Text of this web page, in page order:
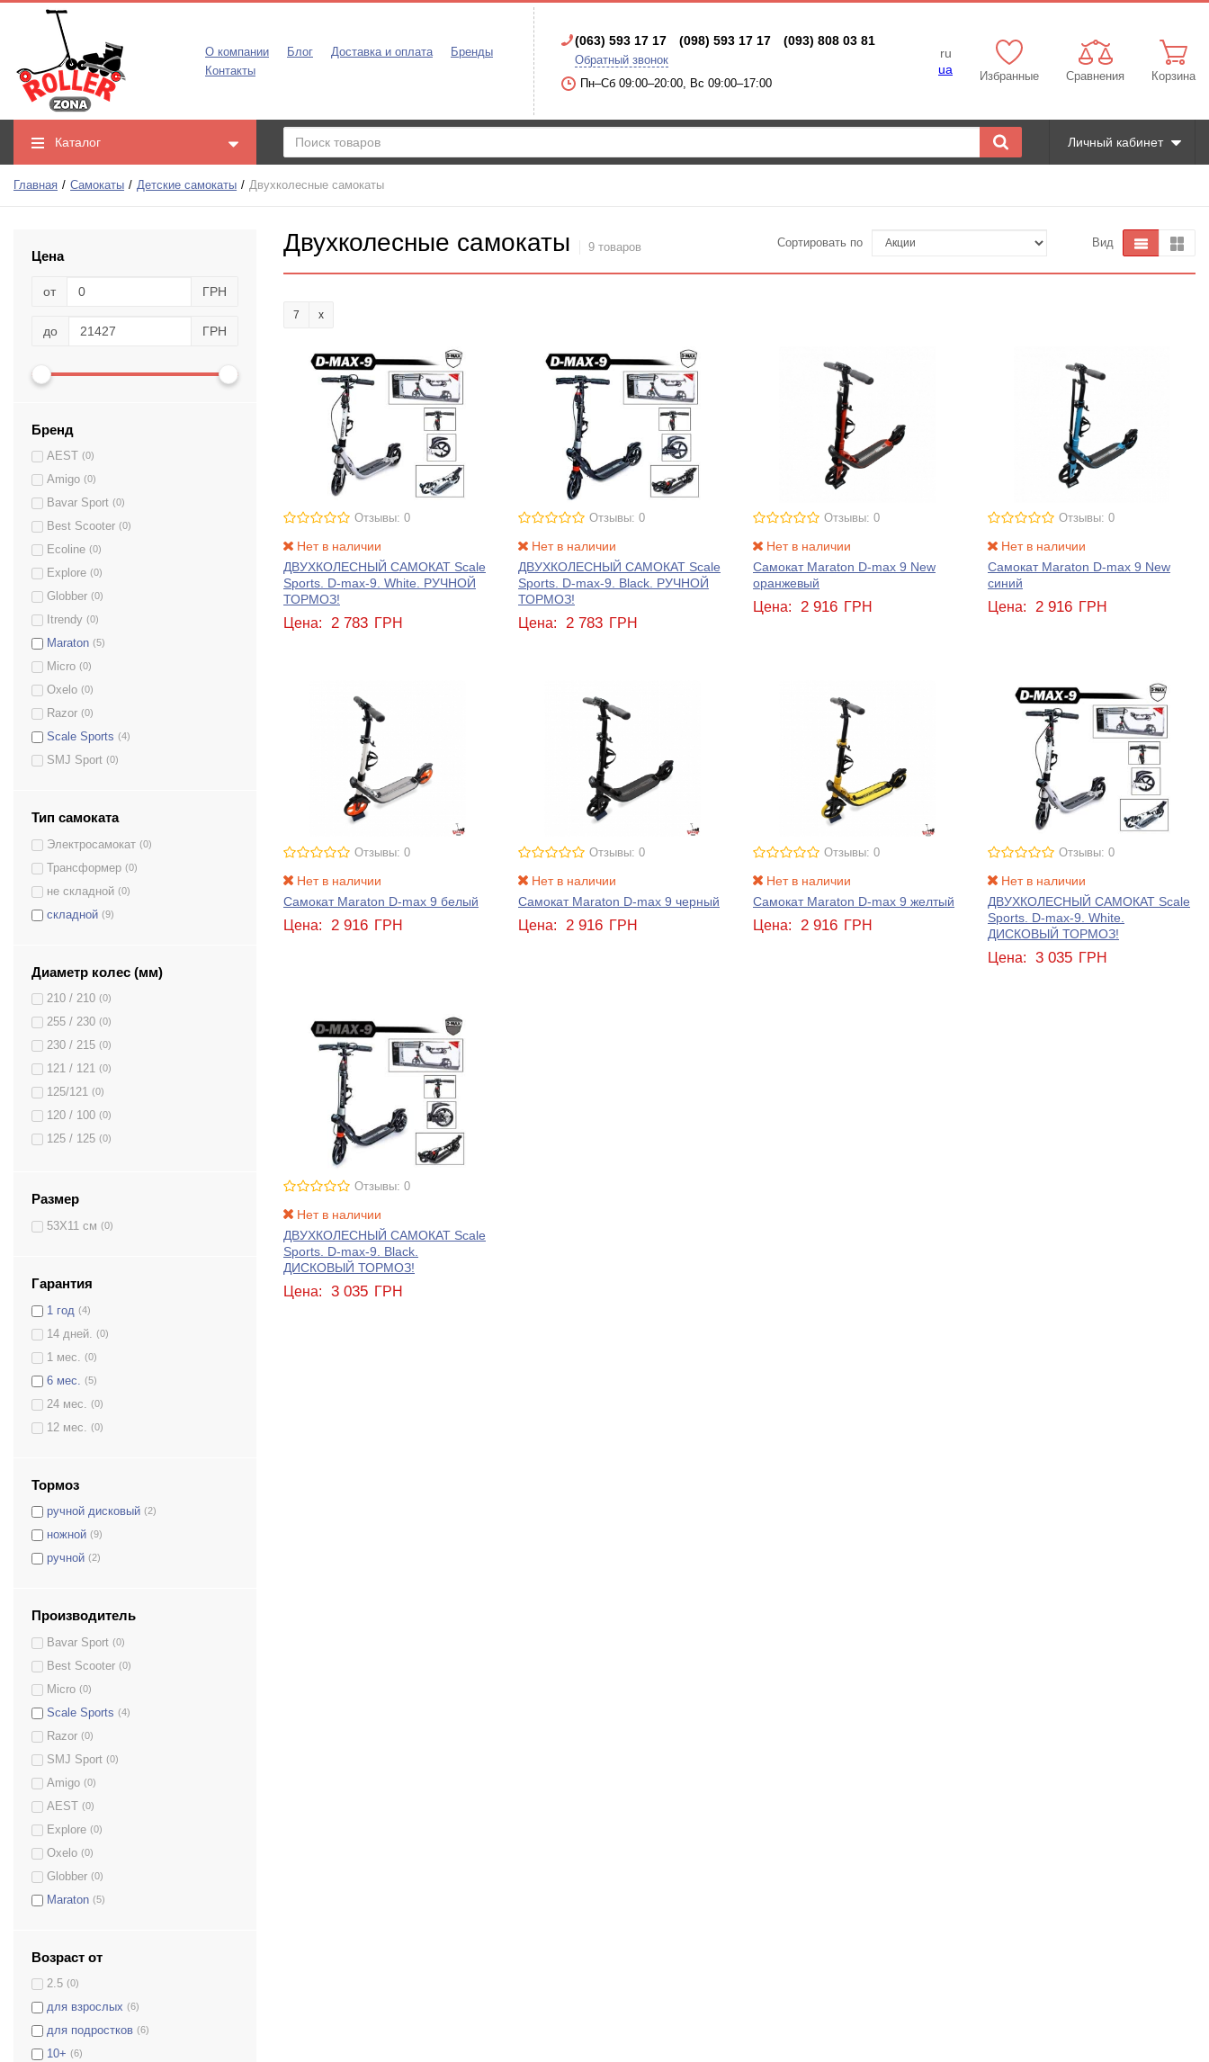
О компании Блог Доставка и оплата
Бренды
Контакты
(063) 593 17 17 (098) 593 17 17 (093) 808 03 81
Обратный звонок
Пн–Сб 09:00–20:00, Вс 09:00–17:00
ru
ua
Избранные Сравнения Корзина
Каталог Личный кабинет
Главная Самокаты Детские самокаты Двухколесные самокаты
Цена
от ГРН
до ГРН
Бренд
AEST (0)
Amigo (0)
Bavar Sport (0)
Best Scooter (0)
Ecoline (0)
Explore (0)
Globber (0)
Itrendy (0)
Maraton (5)
Micro (0)
Oxelo (0)
Razor (0)
Scale Sports (4)
SMJ Sport (0)
Тип самоката
Электросамокат (0)
Трансформер (0)
не складной (0)
складной (9)
Диаметр колес (мм)
210 / 210 (0)
255 / 230 (0)
230 / 215 (0)
121 / 121 (0)
125/121 (0)
120 / 100 (0)
125 / 125 (0)
205 / 205
145 / 145 (0)
150 / 150
180 / 180
200 / 145
205 / 180
120 / 120
175 / 175
200 / 200
250 / 215
230 / 200 (0)
125 (0)
Размер
53Х11 см (0)
Гарантия
1 год (4)
14 дней. (0)
1 мес. (0)
6 мес. (5)
24 мес. (0)
12 мес. (0)
Тормоз
ручной дисковый (2)
ножной (9)
ручной (2)
Производитель
Bavar Sport (0)
Best Scooter (0)
Micro (0)
Scale Sports (4)
Razor (0)
SMJ Sport (0)
Amigo (0)
AEST (0)
Explore (0)
Oxelo (0)
Globber (0)
Maraton (5)
Возраст от
2.5 (0)
для взрослых (6)
для подростков (6)
10+ (6)
Двухколесные самокаты 9 товаров Сортировать по Вид
7
Отзывы: 0
Нет в наличии
ДВУХКОЛЕСНЫЙ САМОКАТ Scale
Sports. D-max-9. White. РУЧНОЙ
ТОРМОЗ!
Цена: 2 783 ГРН
Отзывы: 0
Нет в наличии
ДВУХКОЛЕСНЫЙ САМОКАТ Scale
Sports. D-max-9. Black. РУЧНОЙ
ТОРМОЗ!
Цена: 2 783 ГРН
Отзывы: 0
Нет в наличии
Самокат Maraton D-max 9 New
оранжевый
Цена: 2 916 ГРН
Отзывы: 0
Нет в наличии
Самокат Maraton D-max 9 New
синий
Цена: 2 916 ГРН
Отзывы: 0
Нет в наличии
Самокат Maraton D-max 9 белый
Цена: 2 916 ГРН
Отзывы: 0
Нет в наличии
Самокат Maraton D-max 9 черный
Цена: 2 916 ГРН
Отзывы: 0
Нет в наличии
Самокат Maraton D-max 9 желтый
Цена: 2 916 ГРН
Отзывы: 0
Нет в наличии
ДВУХКОЛЕСНЫЙ САМОКАТ Scale
Sports. D-max-9. White.
ДИСКОВЫЙ ТОРМОЗ!
Цена: 3 035 ГРН
Отзывы: 0
Нет в наличии
ДВУХКОЛЕСНЫЙ САМОКАТ Scale
Sports. D-max-9. Black.
ДИСКОВЫЙ ТОРМОЗ!
Цена: 3 035 ГРН